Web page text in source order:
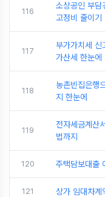
116
소상공인 부담
고정비 줄이기
117
부가가치세
가산세 한눈에
118
농촌빈집은행
지 한눈에
119
전자세금계산
법까지
120 주택담보대출
121 상가 임대차계